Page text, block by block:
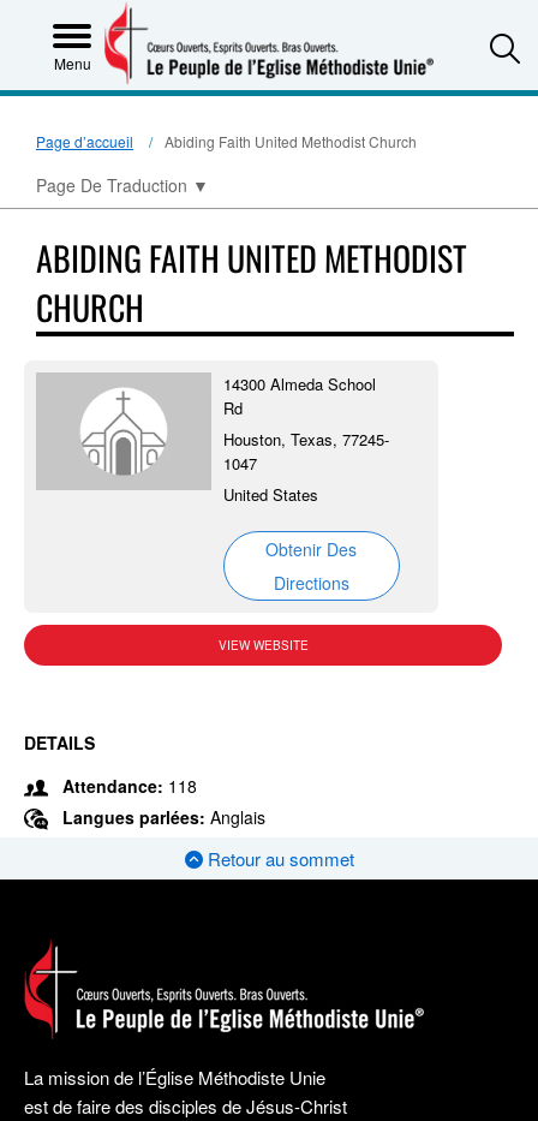
Menu
Page d’accueil Abiding Faith United Methodist Church
Page De Traduction ▼
ABIDING FAITH UNITED METHODIST
CHURCH
14300 Almeda School
Rd
Houston, Texas, 77245-
1047
United States
Obtenir Des
Directions
VIEW WEBSITE
DETAILS
Attendance: 118
Langues parlées: Anglais
Retour au sommet
La mission de l’Église Méthodiste Unie
est de faire des disciples de Jésus-Christ